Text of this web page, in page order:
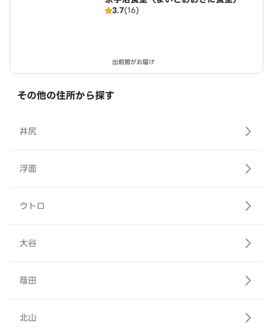
3.7(16)
出前館がお届け
その他の住所から探す
井尻
浮面
ウトロ
大谷
蔭田
北山